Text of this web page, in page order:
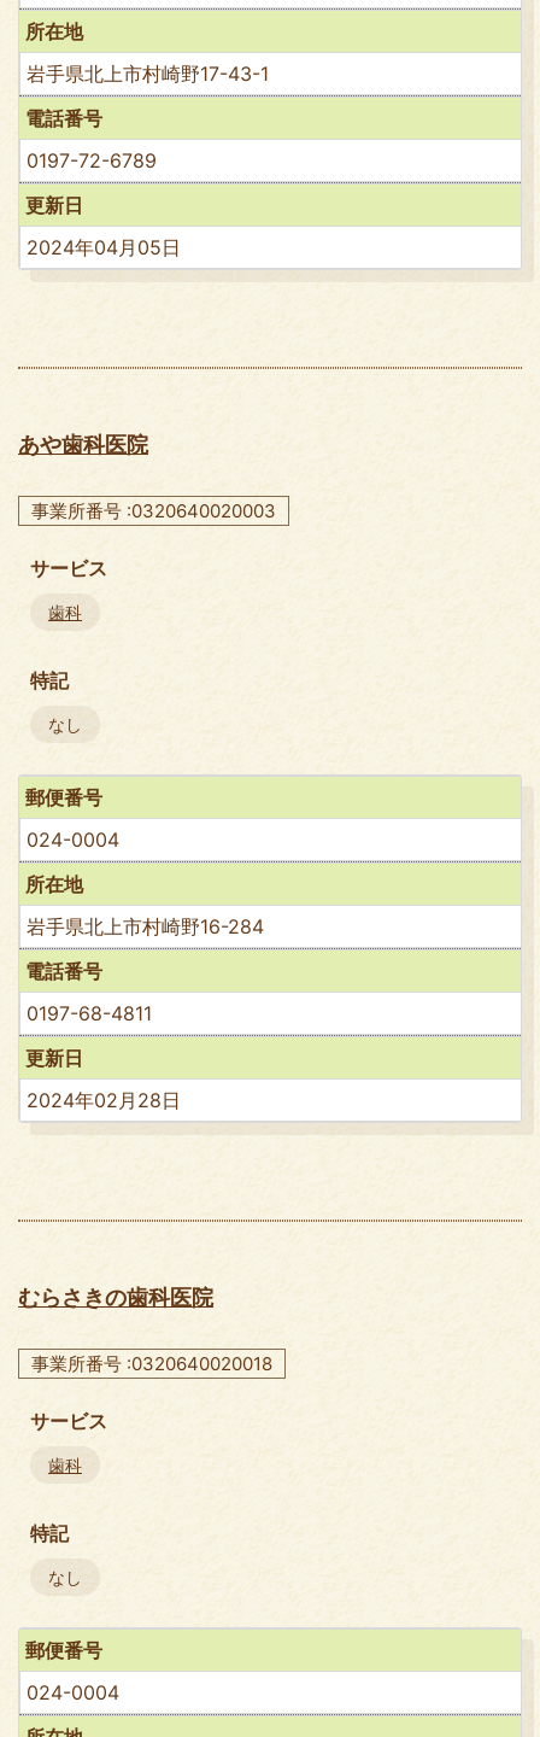
所在地
岩手県北上市村崎野17-43-1
電話番号
0197-72-6789
更新日
2024年04月05日
あや歯科医院
事業所番号 :0320640020003
サービス
歯科
特記
なし
郵便番号
024-0004
所在地
岩手県北上市村崎野16-284
電話番号
0197-68-4811
更新日
2024年02月28日
むらさきの歯科医院
事業所番号 :0320640020018
サービス
歯科
特記
なし
郵便番号
024-0004